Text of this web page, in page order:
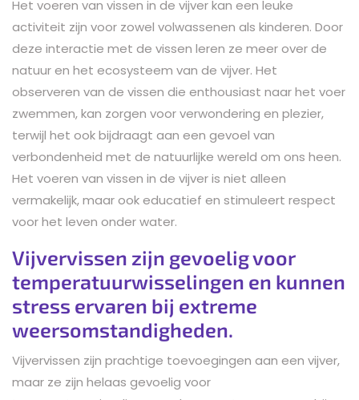
Het voeren van vissen in de vijver kan een leuke
activiteit zijn voor zowel volwassenen als kinderen. Door
deze interactie met de vissen leren ze meer over de
natuur en het ecosysteem van de vijver. Het
observeren van de vissen die enthousiast naar het voer
zwemmen, kan zorgen voor verwondering en plezier,
terwijl het ook bijdraagt aan een gevoel van
verbondenheid met de natuurlijke wereld om ons heen.
Het voeren van vissen in de vijver is niet alleen
vermakelijk, maar ook educatief en stimuleert respect
voor het leven onder water.
Vijvervissen zijn gevoelig voor
temperatuurwisselingen en kunnen
stress ervaren bij extreme
weersomstandigheden.
Vijvervissen zijn prachtige toevoegingen aan een vijver,
maar ze zijn helaas gevoelig voor